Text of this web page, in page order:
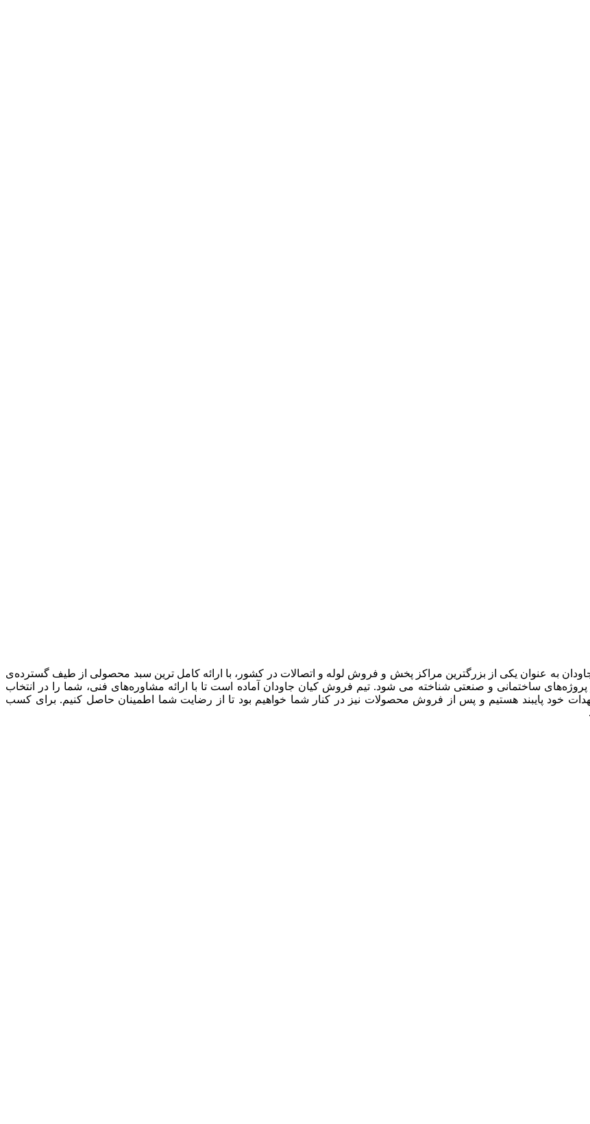
به عنوان یکی از بزرگترین مراکز پخش و فروش لوله و اتصالات در کشور، با ارائه کامل ترین سبد محصولی از طیف گسترده‌‌ی
ساختمانی و صنعتی شناخته می شود. تیم فروش کیان جاودان آماده است تا با ارائه مشاوره‌های فنی، شما را در انتخاب
خود پایبند هستیم و پس از فروش محصولات نیز در کنار شما خواهیم بود تا از رضایت شما اطمینان حاصل کنیم. برای کسب